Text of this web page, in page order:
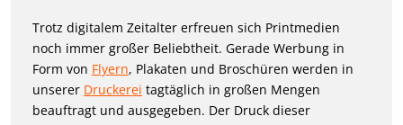
Trotz digitalem Zeitalter erfreuen sich Printmedien
noch immer großer Beliebtheit. Gerade Werbung in
Form von Flyern, Plakaten und Broschüren werden in
unserer Druckerei tagtäglich in großen Mengen
beauftragt und ausgegeben. Der Druck dieser